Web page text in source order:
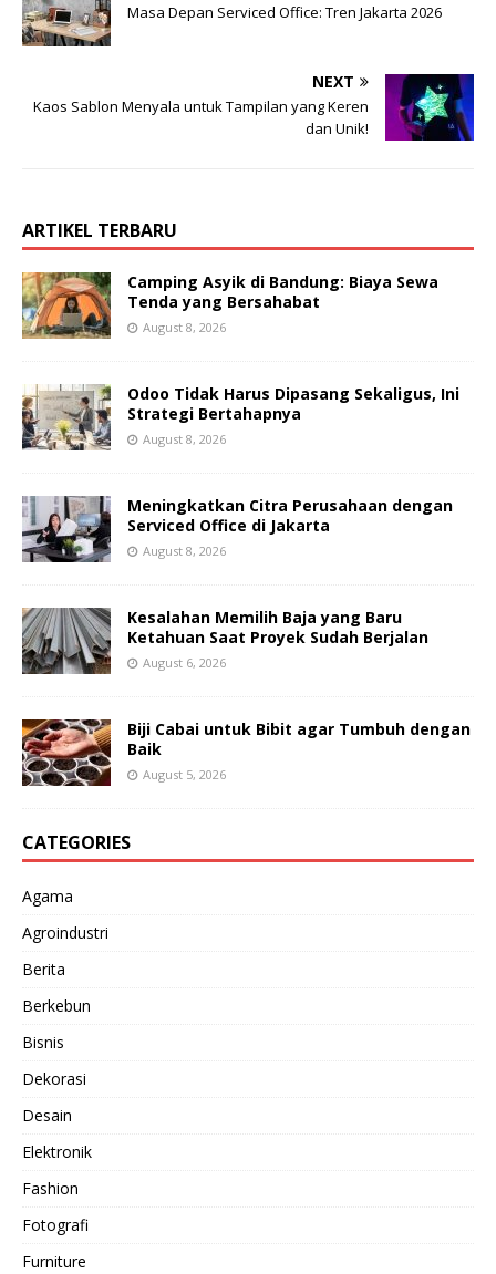
Masa Depan Serviced Office: Tren Jakarta 2026
NEXT
Kaos Sablon Menyala untuk Tampilan yang Keren
dan Unik!
ARTIKEL TERBARU
Camping Asyik di Bandung: Biaya Sewa
Tenda yang Bersahabat
August 8, 2026
Odoo Tidak Harus Dipasang Sekaligus, Ini
Strategi Bertahapnya
August 8, 2026
Meningkatkan Citra Perusahaan dengan
Serviced Office di Jakarta
August 8, 2026
Kesalahan Memilih Baja yang Baru
Ketahuan Saat Proyek Sudah Berjalan
August 6, 2026
Biji Cabai untuk Bibit agar Tumbuh dengan
Baik
August 5, 2026
CATEGORIES
Agama
Agroindustri
Berita
Berkebun
Bisnis
Dekorasi
Desain
Elektronik
Fashion
Fotografi
Furniture